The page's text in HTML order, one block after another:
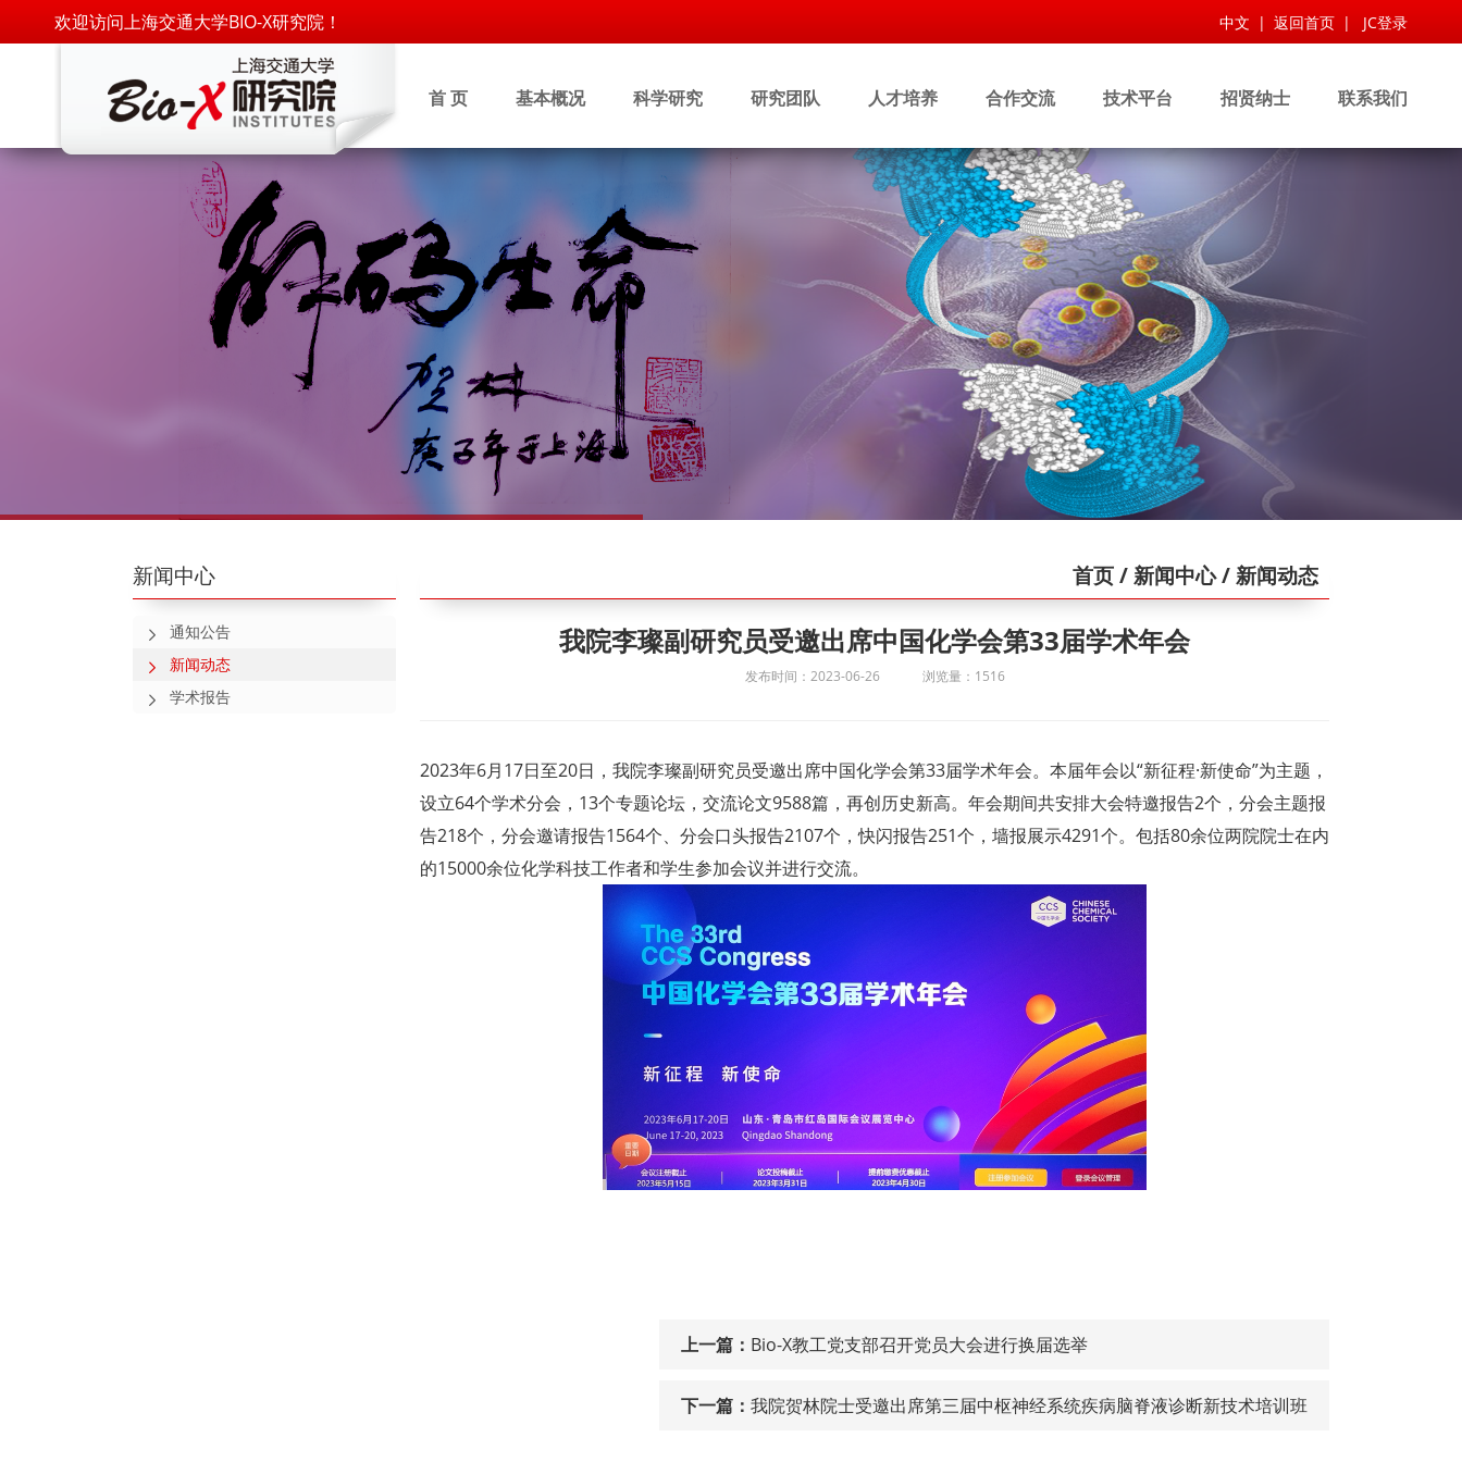
欢迎访问上海交通大学BIO-X研究院！ 中文 | 返回首页 | JC登录
首 页 基本概况 科学研究 研究团队 人才培养 合作交流 技术平台 招贤纳士 联系我们
新闻中心
通知公告
新闻动态
学术报告
首页/ 新闻中心/ 新闻动态
我院李璨副研究员受邀出席中国化学会第33届学术年会
发布时间：2023-06-26 浏览量：1516
2023年6月17日至20日，我院李璨副研究员受邀出席中国化学会第33届学术年会。 本届年会以“新征程·新使命”为主题，
设立64个学术分会，13个专题论坛，交流论文9588篇，再创历史新高。年会期间共安排大会特邀报告2个，分会主题报
告218个，分会邀请报告1564个、分会口头报告2107个，快闪报告251个，墙报展示4291个。包括80余位两院院士在内
的15000余位化学科技工作者和学生参加会议并进行交流。
上一篇： Bio-X教工党支部召开党员大会进行换届选举
下一篇： 我院贺林院士受邀出席第三届中枢神经系统疾病脑脊液诊断新技术培训班